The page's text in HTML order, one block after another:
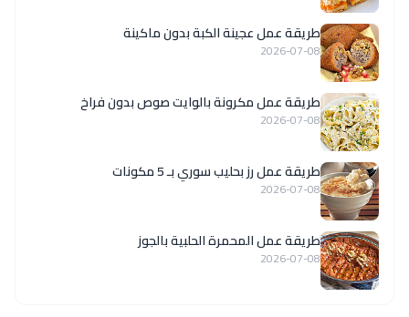
طريقة عمل عجينة الكبة بدون ماكينة
2026-07-08
طريقة عمل مكرونة بالوايت صوص بدون فراخ
2026-07-08
طريقة عمل رز بحليب سوري بـ 5 مكونات
2026-07-08
طريقة عمل المحمرة الحلبية بالجوز
2026-07-08